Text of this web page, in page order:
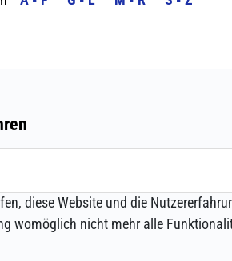
diese Website und die
womöglich nicht mehr alle